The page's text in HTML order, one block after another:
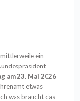
ein
am 23. Mai 2026
etwas
was braucht das